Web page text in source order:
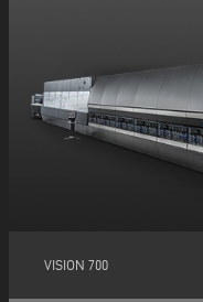
VISION 700